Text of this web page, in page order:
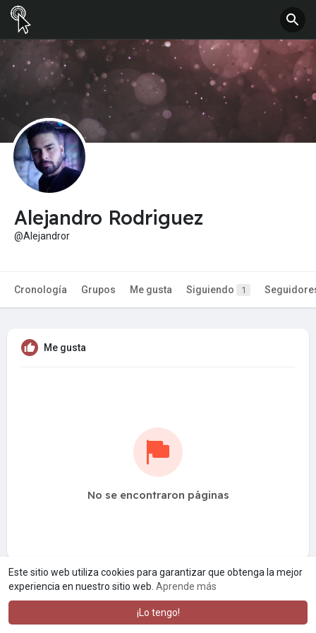
Este sitio web utiliza cookies para garantizar que obtenga la mejor
experiencia en nuestro sitio web. Aprende más
¡Lo tengo!
Alejandro Rodriguez
@Alejandror
Cronología Grupos Me gusta Siguiendo 1
Me gusta
No se encontraron páginas